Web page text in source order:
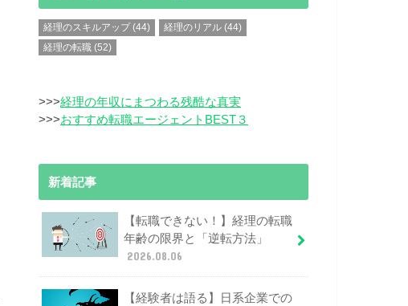
経理のスキルアップ (44) 経理のリアル (44)
経理の転職 (52)
>>>経理の年収にまつわる残酷な真実
>>>おすすめ転職エージェントBEST３
新着記事
【転職できない！】経理の転職
年齢の限界と「逆転方法」
2026.08.06
【経験者は語る】日系企業での